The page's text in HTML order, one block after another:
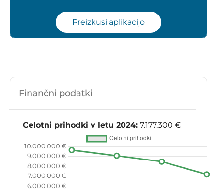
Preizkusi aplikacijo
Finančni podatki
Celotni prihodki v letu 2024: 7.177.300 €